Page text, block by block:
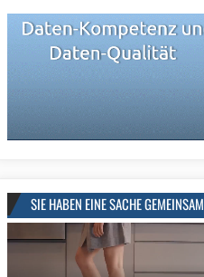
SIE HABEN EINE SACHE GEMEINSAM